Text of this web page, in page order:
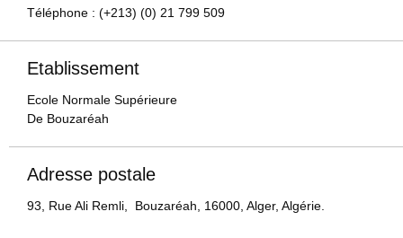
Téléphone : (+213) (0) 21 799 509
Etablissement
Ecole Normale Supérieure
De Bouzaréah
Adresse postale
93, Rue Ali Remli, Bouzaréah, 16000, Alger, Algérie.